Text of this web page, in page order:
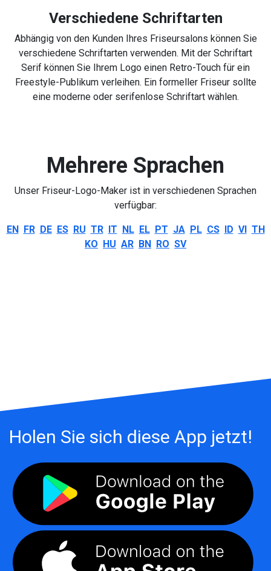
Verschiedene Schriftarten
Abhängig von den Kunden Ihres Friseursalons können Sie
verschiedene Schriftarten verwenden. Mit der Schriftart
Serif können Sie Ihrem Logo einen Retro-Touch für ein
Freestyle-Publikum verleihen. Ein formeller Friseur sollte
eine moderne oder serifenlose Schriftart wählen.
Mehrere Sprachen
Unser Friseur-Logo-Maker ist in verschiedenen Sprachen
verfügbar:
EN FR DE ES RU TR IT NL EL PT JA PL CS ID VI TH
KO HU AR BN RO SV
Holen Sie sich diese App jetzt!